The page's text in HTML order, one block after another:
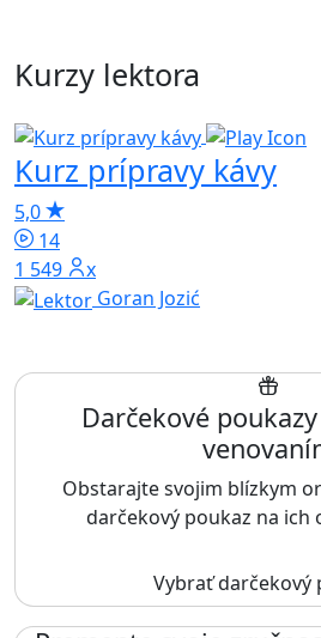
Kurzy lektora
Kurz prípravy kávy
5,0
14
1 549x
Goran Jozić
Darčekové
Obstarajte svojim blízkym
darčekový poukaz na ich
Vybrať darčekový